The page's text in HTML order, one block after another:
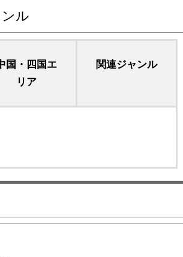
ンル
国・四国エ
リア
関連ジャンル